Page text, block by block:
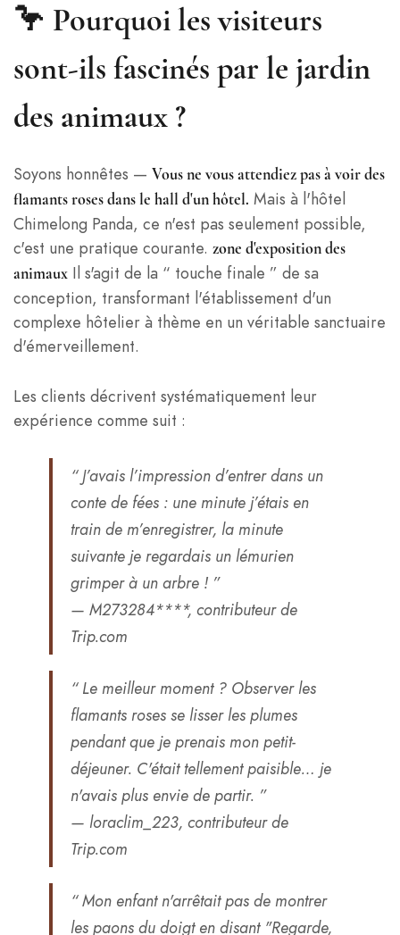
🦩 Pourquoi les visiteurs
sont-ils fascinés par le jardin
des animaux ?
Soyons honnêtes — Vous ne vous attendiez pas à voir des
flamants roses dans le hall d'un hôtel. Mais à l'hôtel
Chimelong Panda, ce n'est pas seulement possible,
c'est une pratique courante. zone d'exposition des
animaux Il s'agit de la “ touche finale ” de sa
conception, transformant l'établissement d'un
complexe hôtelier à thème en un véritable sanctuaire
d'émerveillement.
Les clients décrivent systématiquement leur
expérience comme suit :
“ J’avais l’impression d’entrer dans un
conte de fées : une minute j’étais en
train de m’enregistrer, la minute
suivante je regardais un lémurien
grimper à un arbre ! ”
— M273284****, contributeur de
Trip.com
“ Le meilleur moment ? Observer les
flamants roses se lisser les plumes
pendant que je prenais mon petit-
déjeuner. C'était tellement paisible… je
n'avais plus envie de partir. ”
— loraclim_223, contributeur de
Trip.com
“ Mon enfant n'arrêtait pas de montrer
les paons du doigt en disant "Regarde,